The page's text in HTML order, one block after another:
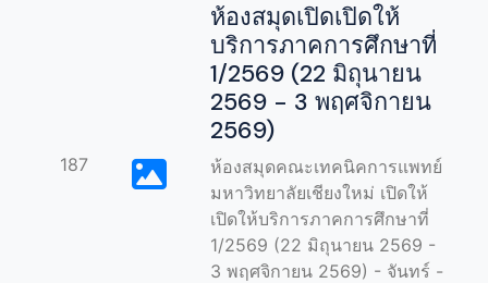
187
ห้องสมุดเปิดเปิดให้
บริการภาคการศึกษาที่
1/2569 (22 มิถุนายน
2569 - 3 พฤศจิกายน
2569)
ห้องสมุดคณะเทคนิคการแพทย์
มหาวิทยาลัยเชียงใหม่ เปิดให้
เปิดให้บริการภาคการศึกษาที่
1/2569 (22 มิถุนายน 2569 -
3 พฤศจิกายน 2569) - จันทร์ -